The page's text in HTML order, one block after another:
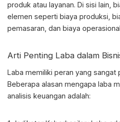
produk atau layanan. Di sisi lain,
elemen seperti biaya produksi,
pemasaran, dan biaya
Arti Penting Laba dalam
Laba memiliki peran yang sangat
Beberapa alasan mengapa laba
analisis keuangan adalah: